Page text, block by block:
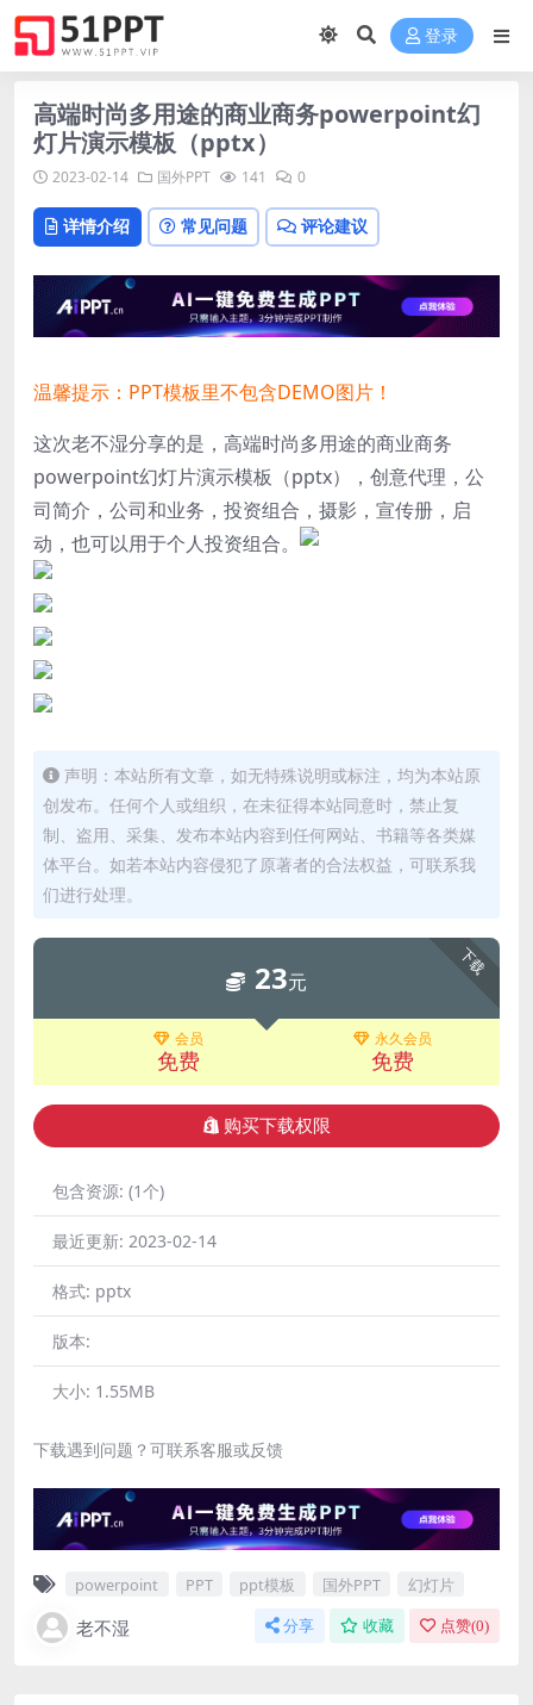
登录
高端时尚多用途的商业商务powerpoint幻
灯片演示模板（pptx）
2023-02-14 国外PPT 141 0
详情介绍 常见问题 评论建议
温馨提示：PPT模板里不包含DEMO图片！
这次老不湿分享的是，高端时尚多用途的商业商务
powerpoint幻灯片演示模板（pptx），创意代理，公
司简介，公司和业务，投资组合，摄影，宣传册，启
动，也可以用于个人投资组合。
声明：本站所有文章，如无特殊说明或标注，均为本站原
创发布。任何个人或组织，在未征得本站同意时，禁止复
制、盗用、采集、发布本站内容到任何网站、书籍等各类媒
体平台。如若本站内容侵犯了原著者的合法权益，可联系我
们进行处理。
下载
23元
会员
免费
永久会员
免费
购买下载权限
包含资源: (1个)
最近更新: 2023-02-14
格式: pptx
版本:
大小: 1.55MB
下载遇到问题？可联系客服或反馈
powerpoint PPT ppt模板 国外PPT 幻灯片
老不湿 分享 收藏 点赞(0)